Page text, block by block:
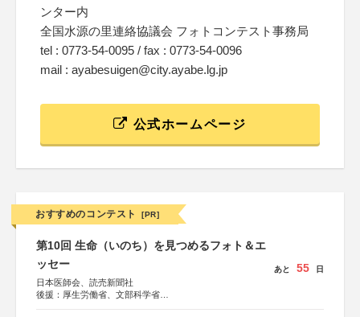
ンター内
全国水源の里連絡協議会 フォトコンテスト事務局
tel : 0773-54-0095 / fax : 0773-54-0096
mail : ayabesuigen@city.ayabe.lg.jp
公式ホームページ
おすすめのコンテスト [PR]
第10回 生命（いのち）を見つめるフォト＆エ
ッセー
日本医師会、読売新聞社
後援：厚生労働省、文部科学省
あと 55 日